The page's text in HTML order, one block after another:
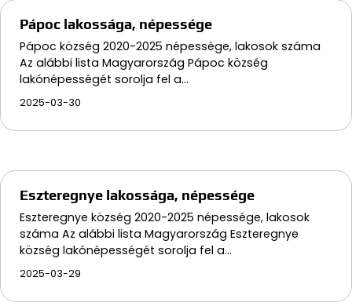
Pápoc lakossága, népessége
Pápoc község 2020-2025 népessége, lakosok száma
Az alábbi lista Magyarország Pápoc község
lakónépességét sorolja fel a…
2025-03-30
Eszteregnye lakossága, népessége
Eszteregnye község 2020-2025 népessége, lakosok
száma Az alábbi lista Magyarország Eszteregnye
község lakónépességét sorolja fel a…
2025-03-29